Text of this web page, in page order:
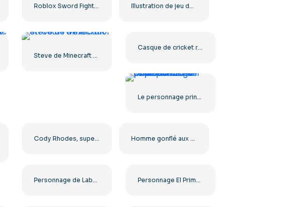
Roblox Sword Fighter Avatar Viking avec épée PNG gratuit Illustration de jeu de style gothique médiéval de personnage de docteur de la peste PNG gratuit
Steve de Minecraft en cours d'exécution
Casque de cricket rouge avec protection faciale en métal (PNG gratuit)
Le personnage principal de Minecraft Steve court avec une pioche à la main
Cody Rhodes, superstar du catch, image PNG gratuite Homme gonflé aux mains d'or et à la couronne de laurier (PNG gratuit)
Personnage de Labubu brun en costume de lapin, style dessin animé mignon, PNG gratuit Personnage El Primo Brawl Stars : catcheur masqué bleu (PNG gratuit)